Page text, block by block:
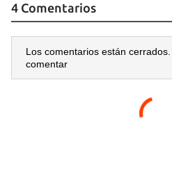
4 Comentarios
Los comentarios están
comentar